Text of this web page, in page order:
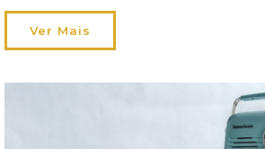
cidade ou uma moradia com alpendre à
propostas de mobiliário para todos os
Ver Mais